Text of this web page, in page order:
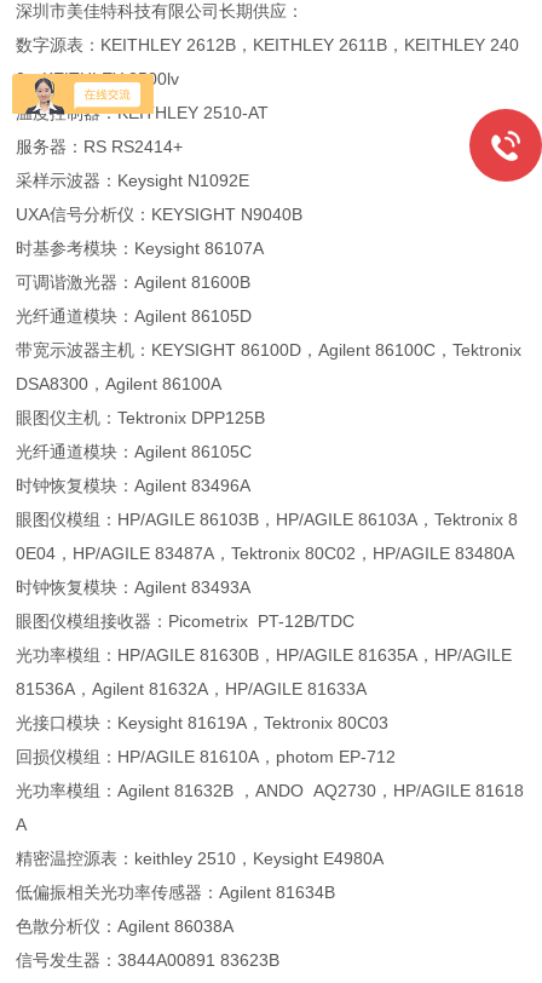
深圳市美佳特科技有限公司长期供应：
数字源表：KEITHLEY 2612B，KEITHLEY 2611B，KEITHLEY 240
0，KEITHLEY 2500lv
温度控制器：KEITHLEY 2510-AT
服务器：RS RS2414+
采样示波器：Keysight N1092E
UXA信号分析仪：KEYSIGHT N9040B
时基参考模块：Keysight 86107A
可调谐激光器：Agilent 81600B
光纤通道模块：Agilent 86105D
带宽示波器主机：KEYSIGHT 86100D，Agilent 86100C，Tektronix
DSA8300，Agilent 86100A
眼图仪主机：Tektronix DPP125B
光纤通道模块：Agilent 86105C
时钟恢复模块：Agilent 83496A
眼图仪模组：HP/AGILE 86103B，HP/AGILE 86103A，Tektronix 8
0E04，HP/AGILE 83487A，Tektronix 80C02，HP/AGILE 83480A
时钟恢复模块：Agilent 83493A
眼图仪模组接收器：Picometrix PT-12B/TDC
光功率模组：HP/AGILE 81630B，HP/AGILE 81635A，HP/AGILE
81536A，Agilent 81632A，HP/AGILE 81633A
光接口模块：Keysight 81619A，Tektronix 80C03
回损仪模组：HP/AGILE 81610A，photom EP-712
光功率模组：Agilent 81632B ，ANDO AQ2730，HP/AGILE 81618
A
精密温控源表：keithley 2510，Keysight E4980A
低偏振相关光功率传感器：Agilent 81634B
色散分析仪：Agilent 86038A
信号发生器：3844A00891 83623B